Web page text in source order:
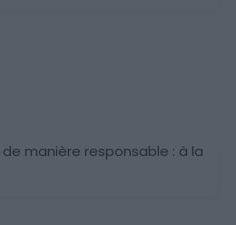
manière responsable : à la